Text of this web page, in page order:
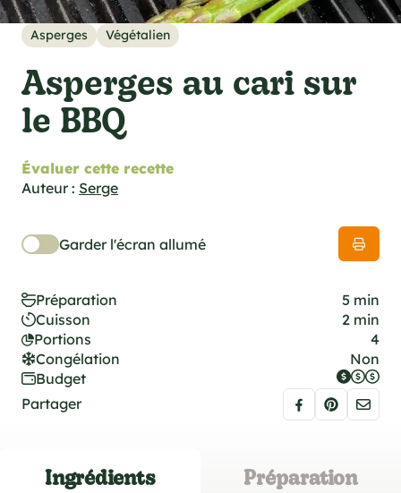
techniques
foodieAsperges Végétalien
Asperges au cari sur
le BBQ
Évaluer cette recette
Auteur : Serge
Garder l'écran allumé
Préparation
5 min
Cuisson
2 min
Portions
4
Congélation
Non
Budget
Partager
Ingrédients Préparation